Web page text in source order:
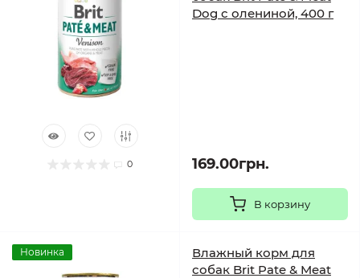
0
Dog с олениной, 400 г
169.00грн.
В корзину
Новинка
Влажный корм для
собак Brit Pate & Meat